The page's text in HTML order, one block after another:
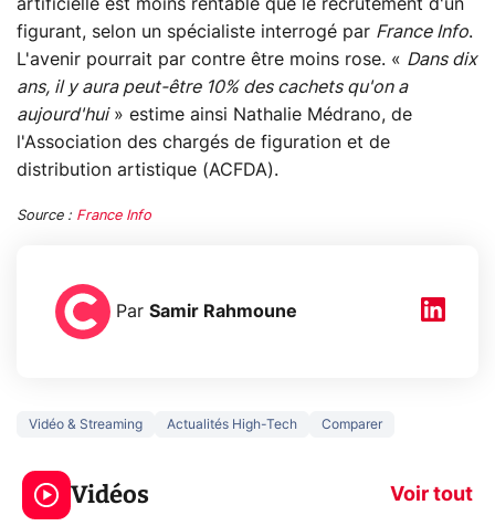
artificielle est moins rentable que le recrutement d'un
figurant, selon un spécialiste interrogé par France Info.
L'avenir pourrait par contre être moins rose. « Dans dix
ans, il y aura peut-être 10% des cachets qu'on a
aujourd'hui» estime ainsi Nathalie Médrano, de
l'Association des chargés de figuration et de
distribution artistique (ACFDA).
Source : France Info
Par Samir Rahmoune
Vidéo & Streaming Actualités High-Tech Comparer
Vidéos Voir tout
5 générations de
jeux dans la
prochaine Xbox !
Ce que vous
navigation